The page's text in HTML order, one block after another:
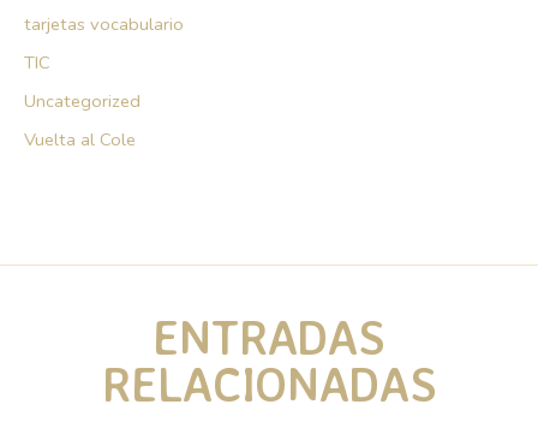
tarjetas vocabulario
TIC
Uncategorized
Vuelta al Cole
ENTRADAS
RELACIONADAS